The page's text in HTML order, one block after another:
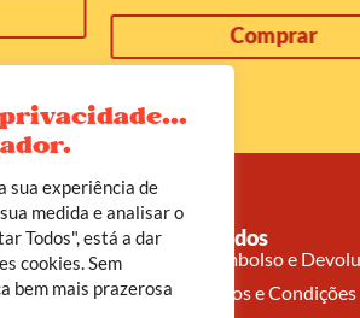
sua experiência de
medida e analisar o
Todos", está a dar
cookies. Sem
bem mais prazerosa
Comprar
É um
templo, o
como caminho
Pedidos
Reembolso e
Termos e Condições